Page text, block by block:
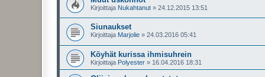
Kirjoittaja Nukahtanut » 24.12.2015 13:51
Siunaukset
Kirjoittaja Marjolie » 24.03.2016 05:41
Köyhät kurissa ihmisuhrein
Kirjoittaja Polyester » 16.04.2016 18:31